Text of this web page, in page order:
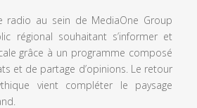
radio au sein de MediaOne Group
régional souhaitant s’informer et
grâce à un programme composé
et de partage d’opinions. Le retour
vient compléter le paysage